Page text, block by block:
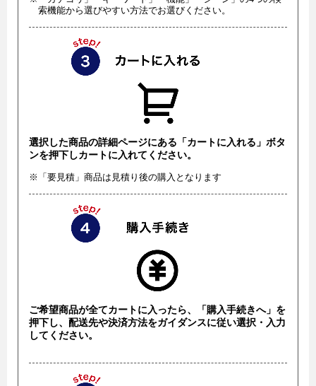
索機能から選びやすい方法でお選びください。
選択した商品の詳細ページにある「カートに入れる」ボタ
ンを押下しカートに入れてください。
※「要見積」商品は見積り後の購入となります
ご希望商品が全てカートに入ったら、「購入手続きへ」を
押下し、配送先や決済方法をガイダンスに従い選択・入力
してください。